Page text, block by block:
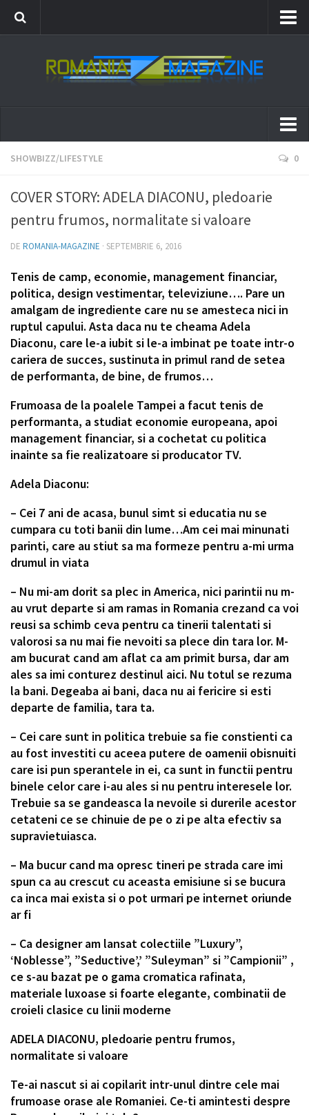
News
Showbizz/Lifestyle
SHOWBIZZ/LIFESTYLE 0
COVER STORY: ADELA DIACONU, pledoarie
pentru frumos, normalitate si valoare
DE ROMANIA-MAGAZINE · SEPTEMBRIE 6, 2016
Tenis de camp, economie, management financiar,
politica, design vestimentar, televiziune…. Pare un
amalgam de ingrediente care nu se amesteca nici in
ruptul capului. Asta daca nu te cheama Adela
Diaconu, care le-a iubit si le-a imbinat pe toate intr-o
cariera de succes, sustinuta in primul rand de setea
de performanta, de bine, de frumos…
Frumoasa de la poalele Tampei a facut tenis de
performanta, a studiat economie europeana, apoi
management financiar, si a cochetat cu politica
inainte sa fie realizatoare si producator TV.
Adela Diaconu:
– Cei 7 ani de acasa, bunul simt si educatia nu se
cumpara cu toti banii din lume…Am cei mai minunati
parinti, care au stiut sa ma formeze pentru a-mi urma
drumul in viata
– Nu mi-am dorit sa plec in America, nici parintii nu m-
au vrut departe si am ramas in Romania crezand ca voi
reusi sa schimb ceva pentru ca tinerii talentati si
valorosi sa nu mai fie nevoiti sa plece din tara lor. M-
am bucurat cand am aflat ca am primit bursa, dar am
ales sa imi conturez destinul aici. Nu totul se rezuma
la bani. Degeaba ai bani, daca nu ai fericire si esti
departe de familia, tara ta.
– Cei care sunt in politica trebuie sa fie constienti ca
au fost investiti cu aceea putere de oamenii obisnuiti
care isi pun sperantele in ei, ca sunt in functii pentru
binele celor care i-au ales si nu pentru interesele lor.
Trebuie sa se gandeasca la nevoile si durerile acestor
cetateni ce se chinuie de pe o zi pe alta efectiv sa
supravietuiasca.
– Ma bucur cand ma opresc tineri pe strada care imi
spun ca au crescut cu aceasta emisiune si se bucura
ca inca mai exista si o pot urmari pe internet oriunde
ar fi
– Ca designer am lansat colectiile ”Luxury”,
‘Noblesse”, ”Seductive’,’ ”Suleyman” si ”Campionii” ,
ce s-au bazat pe o gama cromatica rafinata,
materiale luxoase si foarte elegante, combinatii de
croieli clasice cu linii moderne
ADELA DIACONU, pledoarie pentru frumos,
normalitate si valoare
Te-ai nascut si ai copilarit intr-unul dintre cele mai
frumoase orase ale Romaniei. Ce-ti amintesti despre